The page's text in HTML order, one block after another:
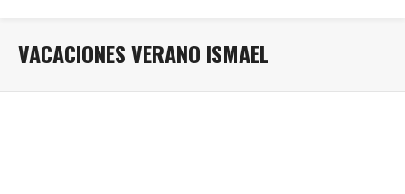
VACACIONES VERANO ISMAEL